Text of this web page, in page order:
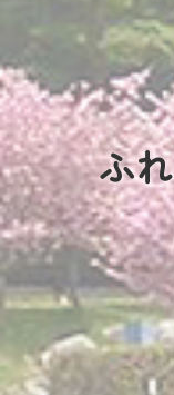
ふ